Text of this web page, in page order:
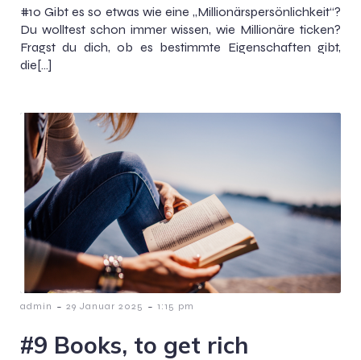
#10 Gibt es so etwas wie eine „Millionärspersönlichkeit“?
Du wolltest schon immer wissen, wie Millionäre ticken?
Fragst du dich, ob es bestimmte Eigenschaften gibt,
die[…]
admin - 29 Januar 2025 - 1:15 pm
#9 Books, to get rich